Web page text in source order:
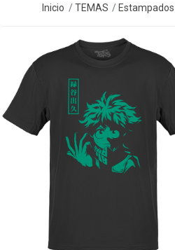
Inicio TEMAS